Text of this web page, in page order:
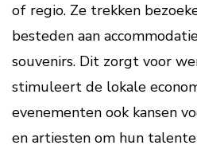
of regio. Ze trekken
besteden aan
souvenirs. Dit zorgt voor
stimuleert de lokale
evenementen ook kansen
en artiesten om hun